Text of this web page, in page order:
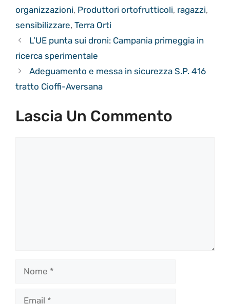
organizzazioni, Produttori ortofrutticoli, ragazzi,
sensibilizzare, Terra Orti
L’UE punta sui droni: Campania primeggia in
ricerca sperimentale
Adeguamento e messa in sicurezza S.P. 416
tratto Cioffi-Aversana
Lascia Un Commento